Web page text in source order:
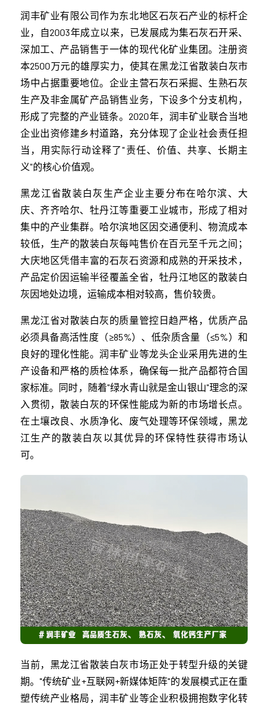
润丰矿业有限公司作为东北地区石灰石产业的标杆企
业，自2003年成立以来，已发展成为集石灰石开采、
深加工、产品销售于一体的现代化矿业集团。注册资
本2500万元的雄厚实力，使其在黑龙江省散装白灰市
场中占据重要地位。企业主营石灰石采掘、生熟石灰
生产及非金属矿产品销售业务，下设多个分支机构，
形成了完整的产业链条。2020年，润丰矿业联合当地
企业出资修建乡村道路，充分体现了企业社会责任担
当，用实际行动诠释了"责任、价值、共享、长期主
义"的核心价值观。
黑龙江省散装白灰生产企业主要分布在哈尔滨、大
庆、齐齐哈尔、牡丹江等重要工业城市，形成了相对
集中的产业集群。哈尔滨地区因交通便利、物流成本
较低，生产的散装白灰每吨售价在百元至千元之间；
大庆地区凭借丰富的石灰石资源和成熟的开采技术，
产品定价因运输半径覆盖全省，牡丹江地区的散装白
灰因地处边境，运输成本相对较高，售价较贵。
黑龙江省对散装白灰的质量管控日趋严格，优质产品
必须具备高活性度（≥85%）、低杂质含量（≤5%）和
良好的理化性能。润丰矿业等龙头企业采用先进的生
产设备和严格的质检体系，确保每一批产品都符合国
家标准。同时，随着"绿水青山就是金山银山"理念的深
入贯彻，散装白灰的环保性能成为新的市场增长点。
在土壤改良、水质净化、废气处理等环保领域，黑龙
江生产的散装白灰以其优异的环保特性获得市场认
可。
当前，黑龙江省散装白灰市场正处于转型升级的关键
期。"传统矿业+互联网+新媒体矩阵"的发展模式正在重
塑传统产业格局，润丰矿业等企业积极拥抱数字化转